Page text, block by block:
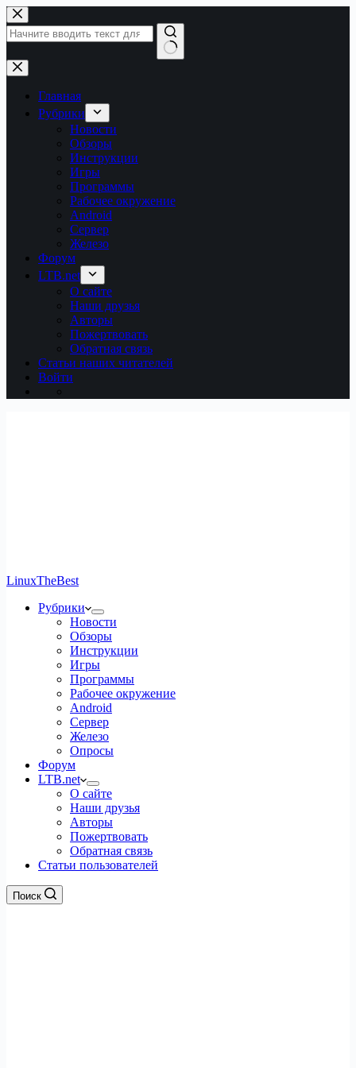
Перейти
к
сути
Ничего
не
найденоГлавная
Рубрики
Новости
Обзоры
Инструкции
Игры
Программы
Рабочее окружение
Android
Сервер
Железо
Форум
LTB.net
О сайте
Наши друзья
Авторы
Пожертвовать
Обратная связь
Статьи наших читателей
Войти
LinuxTheBest
Рубрики
Новости
Обзоры
Инструкции
Игры
Программы
Рабочее окружение
Android
Сервер
Железо
Опросы
Форум
LTB.net
О сайте
Наши друзья
Авторы
Пожертвовать
Обратная связь
Статьи пользователей
Поиск